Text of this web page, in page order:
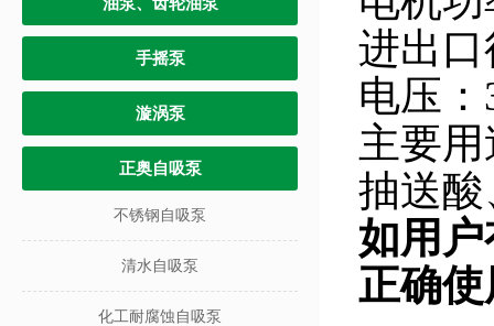
手摇泵
漩涡泵
正奥自吸泵
不锈钢自吸泵
清水自吸泵
化工耐腐蚀自吸泵
进出口
电压：
主要用
抽送
如用
正确